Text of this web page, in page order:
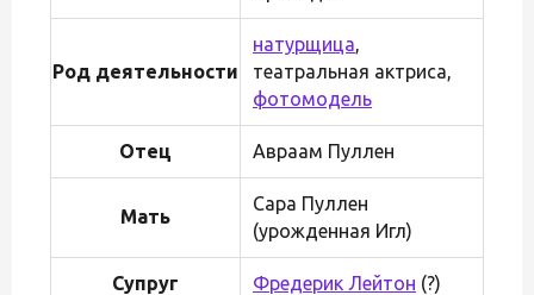
Род деятельности
натурщица,
театральная актриса,
фотомодель
Отец Авраам Пуллен
Мать
Сара Пуллен
(урожденная Игл)
Супруг Фредерик Лейтон (?)